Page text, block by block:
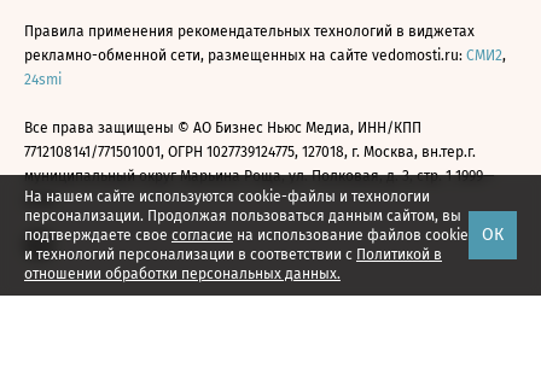
На нашем сайте используются cookie-файлы и технологии
персонализации. Продолжая пользоваться данным сайтом, вы
подтверждаете свое согласие на использование файлов cookie
и технологий персонализации в соответствии с Политикой в
отношении обработки персональных данных.
ОК
Правила применения рекомендательных технологий в виджетах
рекламно-обменной сети, размещенных на сайте vedomosti.ru: СМИ2,
24smi
Все права защищены © АО Бизнес Ньюс Медиа, ИНН/КПП
7712108141/771501001, ОГРН 1027739124775, 127018, г. Москва, вн.тер.г.
муниципальный округ Марьина Роща, ул. Полковая, д. 3, стр. 1 1999—
2026